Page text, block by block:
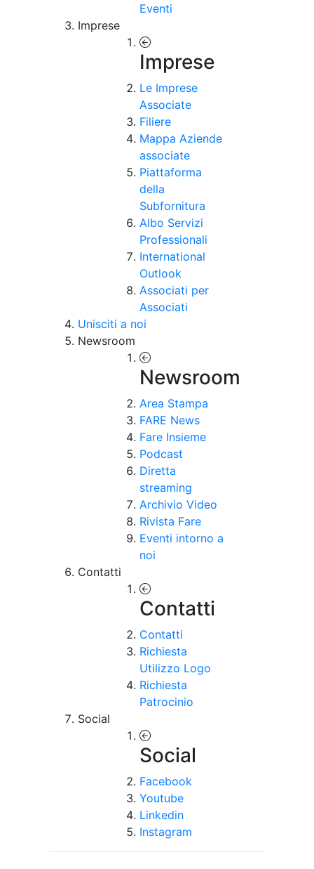
Eventi
Imprese
Imprese
Le Imprese
Associate
Filiere
Mappa Aziende
associate
Piattaforma
della
Subfornitura
Albo Servizi
Professionali
International
Outlook
Associati per
Associati
Unisciti a noi
Newsroom
Newsroom
Area Stampa
FARE News
Fare Insieme
Podcast
Diretta
streaming
Archivio Video
Rivista Fare
Eventi intorno a
noi
Contatti
Contatti
Contatti
Richiesta
Utilizzo Logo
Richiesta
Patrocinio
Social
Social
Facebook
Youtube
Linkedin
Instagram